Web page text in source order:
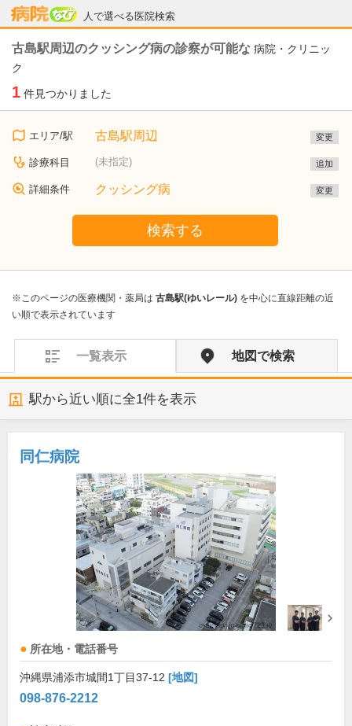
人で選べる医院検索
病院なび
古島駅周辺のクッシング病の診察が可能な 病院・クリニッ
ク
1 件見つかりました
エリア/駅 古島駅周辺 変更
診療科目 (未指定) 追加
詳細条件 クッシング病 変更
検索する
※このページの医療機関・薬局は 古島駅(ゆいレール) を中心に直線距離の近
い順で表示されています
一覧表示 地図で検索
駅から近い順に全1件を表示
同仁病院
所在地・電話番号
沖縄県浦添市城間1丁目37-12 [地図]
098-876-2212